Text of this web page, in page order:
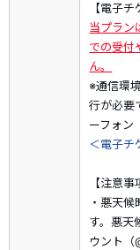
「そうだ 京都、行
舞台である、青蓮院
今回のＣＭの舞台
特別ライトアップ
さのなか、幻想的
別なひとときをお楽
京都市東山区にあ
一つ。皇室や摂関
所」とも呼ばれる
起源とし、親鸞聖
【電子
当プラン
での受付
ん。
※通信環
行が必要
ーフォン
＜電子チ
【注意事
・悪天
す。悪天
ウント（